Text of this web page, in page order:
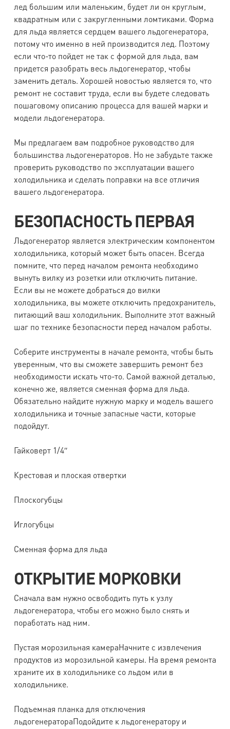
лед большим или маленьким, будет ли он круглым,
квадратным или с закругленными ломтиками. Форма
для льда является сердцем вашего льдогенератора,
потому что именно в ней производится лед. Поэтому
если что-то пойдет не так с формой для льда, вам
придется разобрать весь льдогенератор, чтобы
заменить деталь. Хорошей новостью является то, что
ремонт не составит труда, если вы будете следовать
пошаговому описанию процесса для вашей марки и
модели льдогенератора.
Мы предлагаем вам подробное руководство для
большинства льдогенераторов. Но не забудьте также
проверить руководство по эксплуатации вашего
холодильника и сделать поправки на все отличия
вашего льдогенератора.
БЕЗОПАСНОСТЬ ПЕРВАЯ
Льдогенератор является электрическим компонентом
холодильника, который может быть опасен. Всегда
помните, что перед началом ремонта необходимо
вынуть вилку из розетки или отключить питание.
Если вы не можете добраться до вилки
холодильника, вы можете отключить предохранитель,
питающий ваш холодильник. Выполните этот важный
шаг по технике безопасности перед началом работы.
Соберите инструменты в начале ремонта, чтобы быть
уверенным, что вы сможете завершить ремонт без
необходимости искать что-то. Самой важной деталью,
конечно же, является сменная форма для льда.
Обязательно найдите нужную марку и модель вашего
холодильника и точные запасные части, которые
подойдут.
Гайковерт 1/4″
Крестовая и плоская отвертки
Плоскогубцы
Иглогубцы
Сменная форма для льда
ОТКРЫТИЕ МОРКОВКИ
Сначала вам нужно освободить путь к узлу
льдогенератора, чтобы его можно было снять и
поработать над ним.
Пустая морозильная камераНачните с извлечения
продуктов из морозильной камеры. На время ремонта
храните их в холодильнике со льдом или в
холодильнике.
Подъемная планка для отключения
льдогенератораПодойдите к льдогенератору и